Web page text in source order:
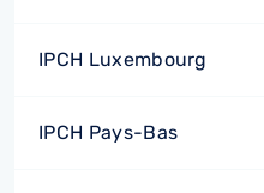
IPCH Luxembourg
IPCH Pays-Bas